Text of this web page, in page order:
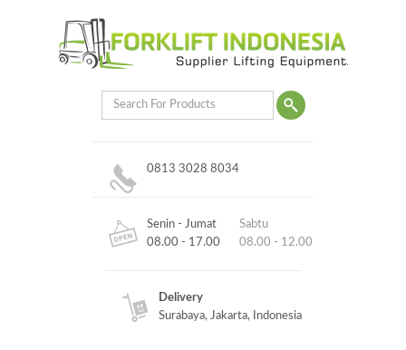
0813 3028 8034
Senin - Jumat
08.00 - 17.00
Sabtu
08.00 - 12.00
Delivery
Surabaya, Jakarta, Indonesia